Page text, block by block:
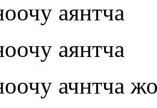
аянтча
аянтча
ачнтча